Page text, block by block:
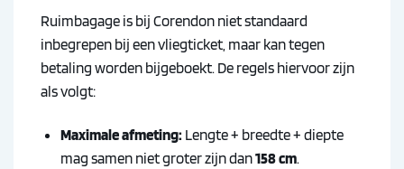
Ruimbagage is bij Corendon niet standaard
inbegrepen bij een vliegticket, maar kan tegen
betaling worden bijgeboekt. De regels hiervoor zijn
als volgt:
Maximale afmeting: Lengte + breedte + diepte
mag samen niet groter zijn dan158 cm.